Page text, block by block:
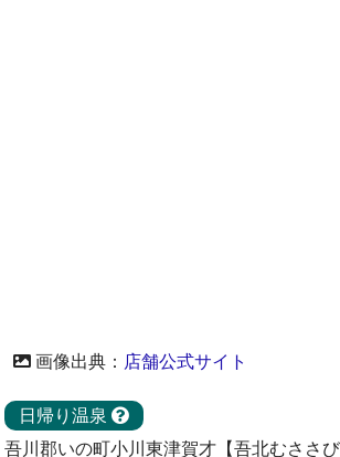
画像出典： 店舗公式サイト
日帰り温泉
吾川郡いの町小川東津賀才【吾北むささ